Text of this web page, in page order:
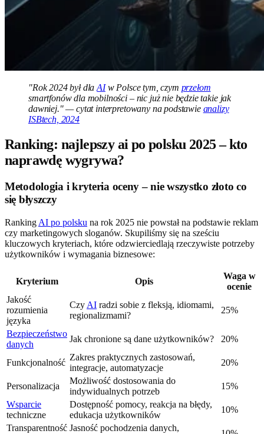
"Rok 2024 był dlaAIw Polsce tym, czym przełom
smartfonów dla mobilności – nic już nie będzie takie jak
dawniej." — cytat interpretowany na podstawie analizy
ISBtech, 2024
Ranking: najlepszy ai po polsku 2025 – kto
naprawdę wygrywa?
Metodologia i kryteria oceny – nie wszystko złoto co
się błyszczy
Ranking AI po polsku na rok 2025 nie powstał na podstawie reklam
czy marketingowych sloganów. Skupiliśmy się na sześciu
kluczowych kryteriach, które odzwierciedlają rzeczywiste potrzeby
użytkowników i wymagania biznesowe:
Kryterium Opis
Waga w
ocenie
Jakość
rozumienia
języka
Czy AI radzi sobie z fleksją, idiomami,
regionalizmami?
25%
Bezpieczeństwo
danych
Jak chronione są dane użytkowników? 20%
Funkcjonalność
Zakres praktycznych zastosowań,
integracje, automatyzacje
20%
Personalizacja
Możliwość dostosowania do
indywidualnych potrzeb
15%
Wsparcie
techniczne
Dostępność pomocy, reakcja na błędy,
edukacja użytkowników
10%
Transparentność Jasność pochodzenia danych,